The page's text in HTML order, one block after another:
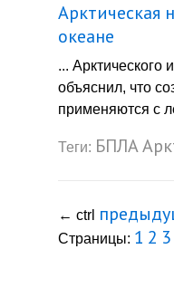
Арктическая
океане
... Арктического
объяснил, что
применяются с
Теги: БПЛА
← ctrl
Страницы: 1 2 3